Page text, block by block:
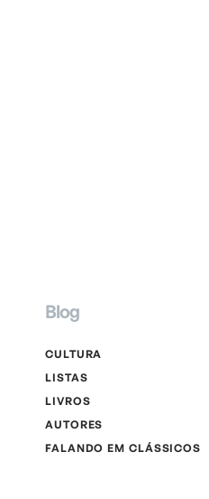
Blog
CULTURA
LISTAS
LIVROS
AUTORES
FALANDO EM CLÁSSICOS